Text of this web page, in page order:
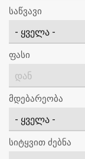
საწვავი
ფასი
მდებარეობა
სიტყვით ძებნა